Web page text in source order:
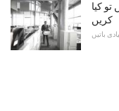
کیا
کریں
باتیں